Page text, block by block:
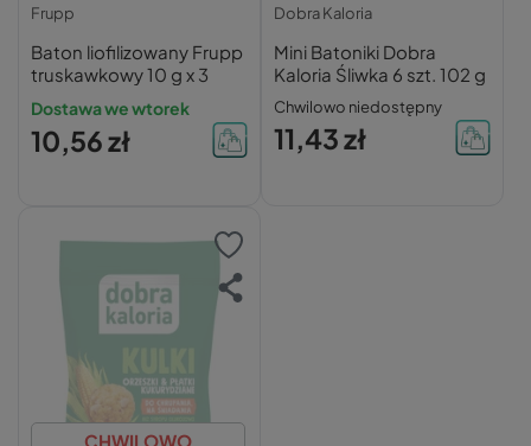
Frupp
Baton liofilizowany Frupp
truskawkowy 10 g x 3
Dostawa we wtorek
10,56 zł
Dobra Kaloria
Mini Batoniki Dobra
Kaloria Śliwka 6 szt. 102 g
Chwilowo niedostępny
11,43 zł
CHWILOWO